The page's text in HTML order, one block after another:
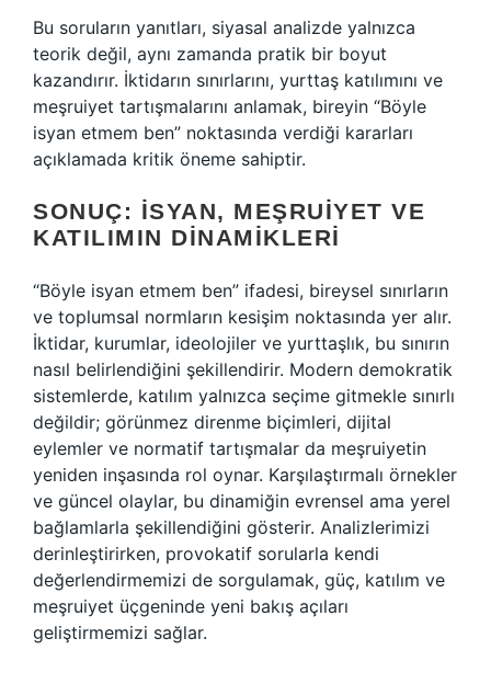
Bu soruların yanıtları, siyasal analizde yalnızca
teorik değil, aynı zamanda pratik bir boyut
kazandırır. İktidarın sınırlarını, yurttaş katılımını ve
meşruiyet tartışmalarını anlamak, bireyin “Böyle
isyan etmem ben” noktasında verdiği kararları
açıklamada kritik öneme sahiptir.
SONUÇ: İSYAN, MEŞRUIYET VE
KATILIMIN DINAMIKLERI
“Böyle isyan etmem ben” ifadesi, bireysel sınırların
ve toplumsal normların kesişim noktasında yer alır.
İktidar, kurumlar, ideolojiler ve yurttaşlık, bu sınırın
nasıl belirlendiğini şekillendirir. Modern demokratik
sistemlerde, katılım yalnızca seçime gitmekle sınırlı
değildir; görünmez direnme biçimleri, dijital
eylemler ve normatif tartışmalar da meşruiyetin
yeniden inşasında rol oynar. Karşılaştırmalı örnekler
ve güncel olaylar, bu dinamiğin evrensel ama yerel
bağlamlarla şekillendiğini gösterir. Analizlerimizi
derinleştirirken, provokatif sorularla kendi
değerlendirmemizi de sorgulamak, güç, katılım ve
meşruiyet üçgeninde yeni bakış açıları
geliştirmemizi sağlar.